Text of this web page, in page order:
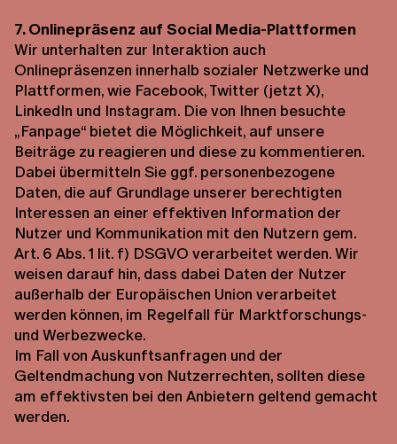
7. Onlinepräsenz auf Social Media-Plattformen
Wir unterhalten zur Interaktion auch
Onlinepräsenzen innerhalb sozialer Netzwerke und
Plattformen, wie Facebook, Twitter (jetzt X),
LinkedIn und Instagram. Die von Ihnen besuchte
„Fanpage“ bietet die Möglichkeit, auf unsere
Beiträge zu reagieren und diese zu kommentieren.
Dabei übermitteln Sie ggf. personenbezogene
Daten, die auf Grundlage unserer berechtigten
Interessen an einer effektiven Information der
Nutzer und Kommunikation mit den Nutzern gem.
Art. 6 Abs. 1 lit. f) DSGVO verarbeitet werden. Wir
weisen darauf hin, dass dabei Daten der Nutzer
außerhalb der Europäischen Union verarbeitet
werden können, im Regelfall für Marktforschungs-
und Werbezwecke.
Im Fall von Auskunftsanfragen und der
Geltendmachung von Nutzerrechten, sollten diese
am effektivsten bei den Anbietern geltend gemacht
werden.